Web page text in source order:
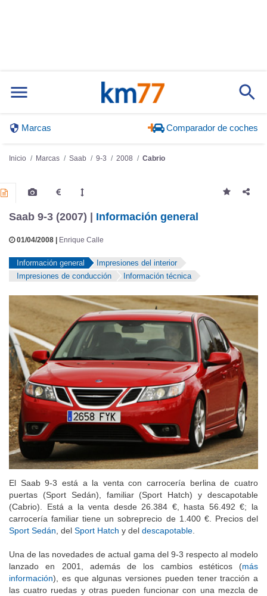
Marcas Comparador de coches
Inicio Marcas Saab 9-3 2008 Cabrio
Saab 9-3 (2007) | Información general
01/04/2008 | Enrique Calle
Información general
Impresiones del interior
Impresiones de conducción
Información técnica
El Saab 9-3 está a la venta con carrocería berlina de cuatro
puertas (Sport Sedán), familiar (Sport Hatch) y descapotable
(Cabrio). Está a la venta desde 26.384 €, hasta 56.492 €; la
carrocería familiar tiene un sobreprecio de 1.400 €. Precios del
Sport Sedán, del Sport Hatch y del descapotable.
Una de las novedades de actual gama del 9-3 respecto al modelo
lanzado en 2001, además de los cambios estéticos (más
información), es que algunas versiones pueden tener tracción a
las cuatro ruedas y otras pueden funcionar con una mezcla de